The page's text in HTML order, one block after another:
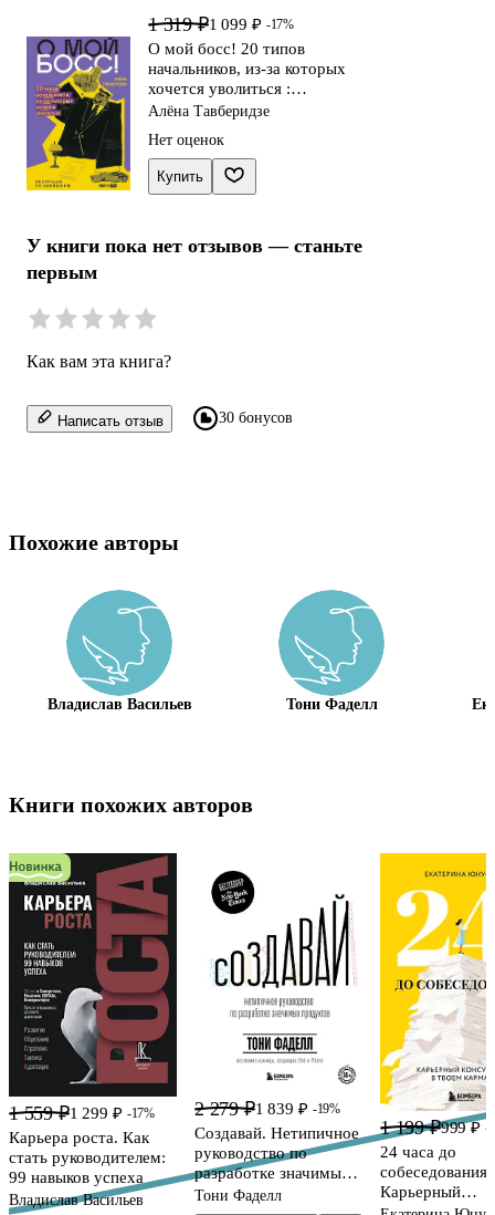
1 319 ₽1 099 ₽ -17%
О мой босс! 20 типов
начальников, из-за которых
хочется уволиться :
Инструкция по выживанию
Алёна Тавберидзе
Нет оценок
Купить
У книги пока нет отзывов — станьте
первым
Как вам эта книга?
Написать отзыв 30 бонусов
Похожие авторы
Владислав Васильев Тони Фаделл
Книги похожих авторов
1 559 ₽1 299 ₽ -17%
Карьера роста. Как
стать руководителем:
99 навыков успеха
Владислав Васильев
2 279 ₽1 839 ₽ -19%
Создавай. Нетипичное
руководство по
разработке значимых
продуктов
Тони Фаделл
1 199 ₽999 ₽ -
24 часа до
собеседования.
Карьерный